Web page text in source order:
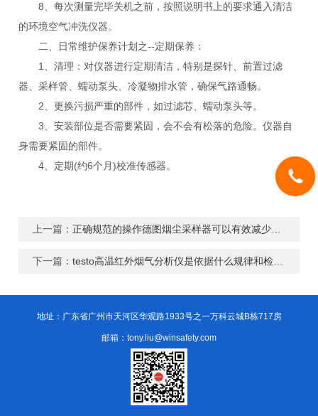
8、每次测量完毕关机之前，按照说明书上的要求通入清洁
的环境空气冲洗仪器。
二、日常维护保养计划之--定期保养：
1、清理：对仪器进行定期清洁，特别是探针、前置过滤
器、采样管、蠕动泵头、冷凝物排水管，确保气路通畅。
2、更换污损严重的部件，如过滤芯、蠕动泵头等。
3、安装部位是否需要紧固，会不会有松落的危险。仪器自
身需要紧固的部件。
4、定期(约6个月)校准传感器。
上一篇：正确规范的操作德图烟尘采样器可以有效减少维护保养的时间
下一篇：testo高温红外烟气分析仪是依据什么规律和检测原理设计的？
地址：广东省广州市天河区华观路1933号之一万科云城B栋717房
邮箱：tony.liu@winsafety.com